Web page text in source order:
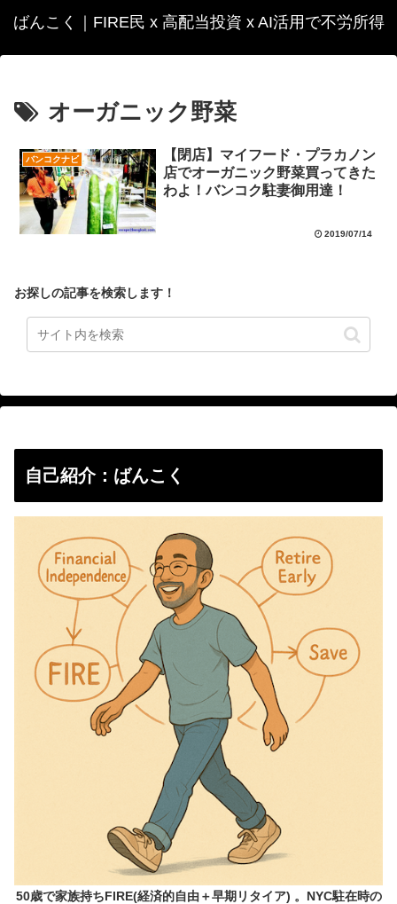
ばんこく｜FIRE民 x 高配当投資 x AI活用で不労所得
オーガニック野菜
バンコクナビ
【閉店】マイフード・プラカノン
店でオーガニック野菜買ってきた
わよ！バンコク駐妻御用達！
2019/07/14
お探しの記事を検索します！
自己紹介：ばんこく
50歳で家族持ちFIRE(経済的自由＋早期リタイア) 。NYC駐在時の